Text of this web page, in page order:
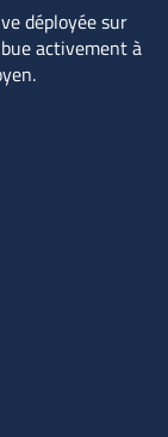
déployée sur
activement à